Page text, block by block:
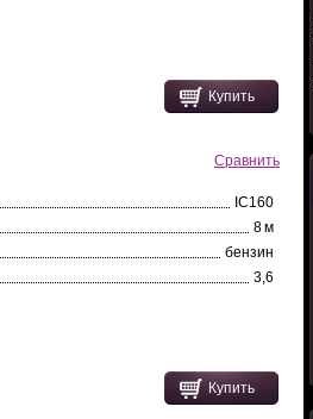
Купить
Сравнить
IC160
8 м
бензин
3,6
Купить